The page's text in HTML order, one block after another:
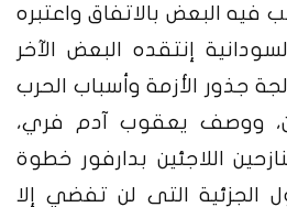
البعض بالاتفاق واعتبره
إنتقده البعض الآخر
جذور الأزمة وأسباب الحرب
ووصف يعقوب آدم فري،
اللاجئين بدارفور خطوة
الجزئية التى لن تفضي إلا